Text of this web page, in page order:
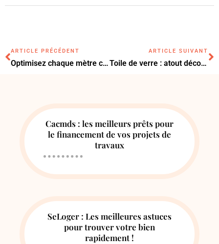
ARTICLE PRÉCÉDENT
Optimisez chaque mètre carré avec un mini WC invité de 1 m² ingénieux et élégant
ARTICLE SUIVANT
Toile de verre : atout décoratif ou frein à la respiration de vos murs ?
Cacmds : les meilleurs prêts pour
le financement de vos projets de
travaux
SeLoger : Les meilleures astuces
pour trouver votre bien
rapidement !